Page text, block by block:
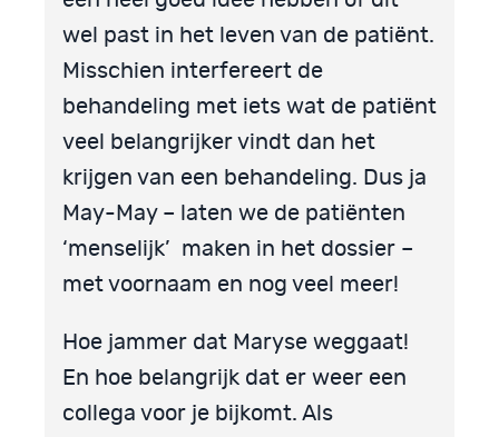
wel past in het leven van de patiënt.
Misschien interfereert de
behandeling met iets wat de patiënt
veel belangrijker vindt dan het
krijgen van een behandeling. Dus ja
May-May – laten we de patiënten
‘menselijk’ maken in het dossier –
met voornaam en nog veel meer!
Hoe jammer dat Maryse weggaat!
En hoe belangrijk dat er weer een
collega voor je bijkomt. Als